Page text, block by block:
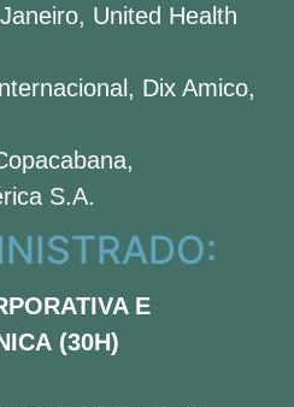
United Health
Dix Amico,
S.A.
E
(30H)